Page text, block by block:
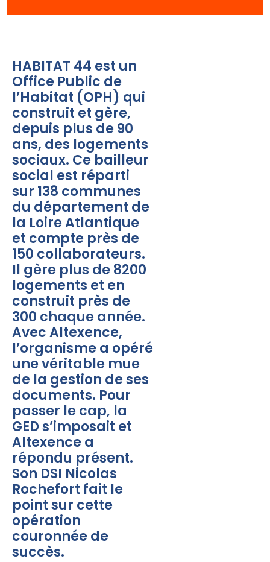
HABITAT 44 est un
Office Public de
l’Habitat (OPH) qui
construit et gère,
depuis plus de 90
ans, des logements
sociaux. Ce bailleur
social est réparti
sur 138 communes
du département de
la Loire Atlantique
et compte près de
150 collaborateurs.
Il gère plus de 8200
logements et en
construit près de
300 chaque année.
Avec Altexence,
l’organisme a opéré
une véritable mue
de la gestion de ses
documents. Pour
passer le cap, la
GED s’imposait et
Altexence a
répondu présent.
Son DSI Nicolas
Rochefort fait le
point sur cette
opération
couronnée de
succès.